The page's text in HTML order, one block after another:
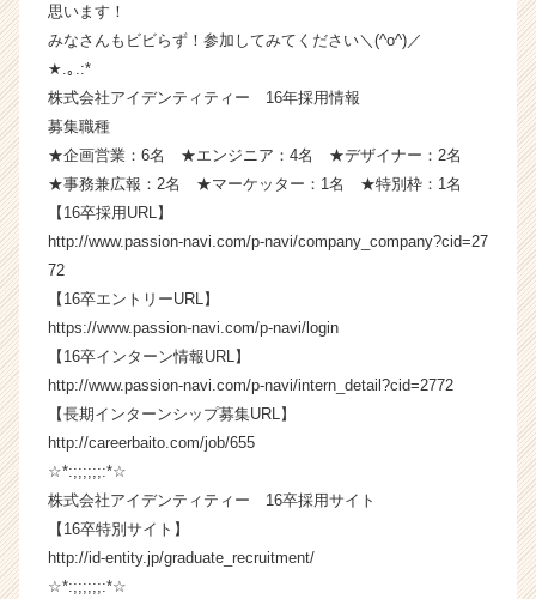
成
業
ら
ス
ウ
届
く
就
活
サ
イ
ア
ャ
思います！
みなさんもビビらず！参加してみてください＼(^o^)／
★.｡.:*
株式会社アイデンティティー 16年採用情報
募集職種
★企画営業：6名 ★エンジニア：4名 ★デザイナー：2名
★事務兼広報：2名 ★マーケッター：1名 ★特別枠：1名
【16卒採用URL】
http://www.passion-navi.com/p-navi/company_company?cid=27
72
【16卒エントリーURL】
https://www.passion-navi.com/p-navi/login
【16卒インターン情報URL】
http://www.passion-navi.com/p-navi/intern_detail?cid=2772
【長期インターンシップ募集URL】
http://careerbaito.com/job/655
☆*:;;;;;;:*☆
株式会社アイデンティティー 16卒採用サイト
【16卒特別サイト】
http://id-entity.jp/graduate_recruitment/
☆*:;;;;;;:*☆